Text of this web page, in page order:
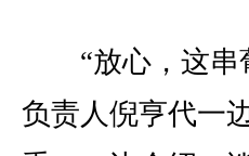
“放心，这串
负责人倪亨代一